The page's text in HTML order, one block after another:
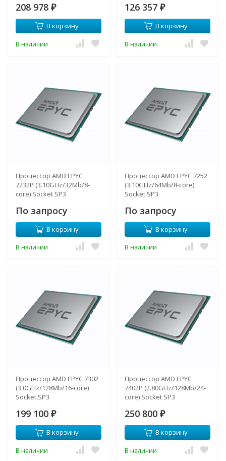
208 978 ₽
В корзину
В наличии
Socket-F-CCADD(NEW)
126 357 ₽
В корзину
В наличии
Процессор AMD EPYC
7232P (3.10GHz/32Mb/8-
core) Socket SP3
По запросу
В корзину
В наличии
Процессор AMD EPYC 7252
(3.10GHz/64Mb/8-core)
Socket SP3
По запросу
В корзину
В наличии
Процессор AMD EPYC 7302
(3.0GHz/128Mb/16-core)
Socket SP3
199 100 ₽
В корзину
В наличии
Процессор AMD EPYC
7402P (2.80GHz/128Mb/24-
core) Socket SP3
250 800 ₽
В корзину
В наличии